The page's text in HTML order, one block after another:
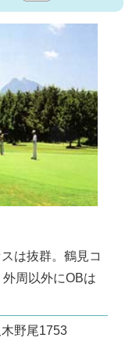
は抜群。鶴見コ
周以外にOBは
木野尾1753